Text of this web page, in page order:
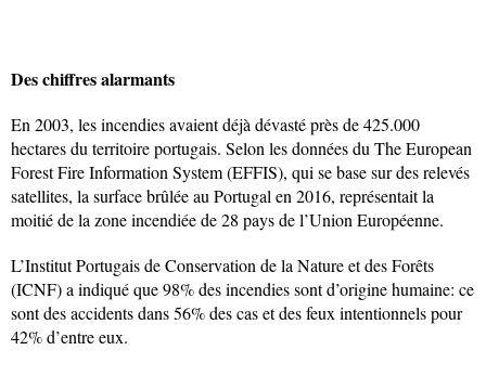
Des chiffres alarmants
En 2003, les incendies avaient déjà dévasté près de 425.000
hectares du territoire portugais. Selon les données du The European
Forest Fire Information System (EFFIS), qui se base sur des relevés
satellites, la surface brûlée au Portugal en 2016, représentait la
moitié de la zone incendiée de 28 pays de l’Union Européenne.
L’Institut Portugais de Conservation de la Nature et des Forêts
(ICNF) a indiqué que 98% des incendies sont d’origine humaine: ce
sont des accidents dans 56% des cas et des feux intentionnels pour
42% d’entre eux.